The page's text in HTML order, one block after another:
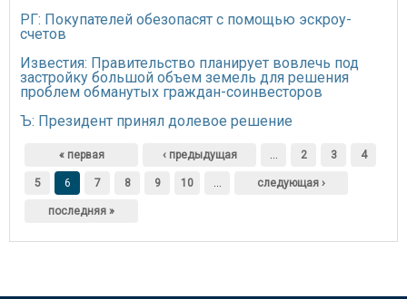
РГ: Покупателей обезопасят с помощью эскроу-
счетов
Известия: Правительство планирует вовлечь под
застройку большой объем земель для решения
проблем обманутых граждан-соинвесторов
Ъ: Президент принял долевое решение
Страницы
« первая ‹ предыдущая … 2 3 4
5 6 7 8 9 10 … следующая ›
последняя »